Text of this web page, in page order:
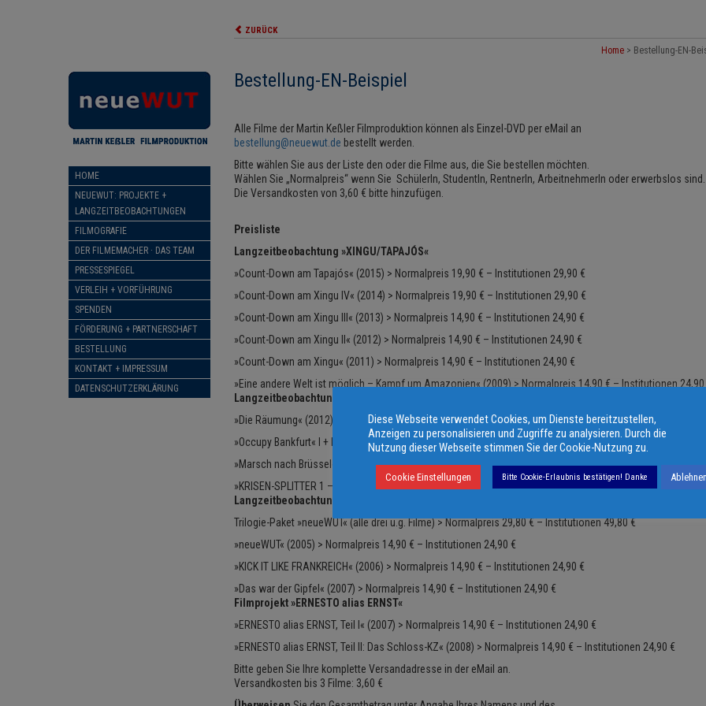
HOME
NEUEWUT: PROJEKTE +
LANGZEITBEOBACHTUNGEN
FILMOGRAFIE
DER FILMEMACHER · DAS TEAM
PRESSESPIEGEL
VERLEIH + VORFÜHRUNG
SPENDEN
FÖRDERUNG + PARTNERSCHAFT
BESTELLUNG
KONTAKT + IMPRESSUM
DATENSCHUTZERKLÄRUNG
ZURÜCK
Home> Bestellung-EN-
Bestellung-EN-Beispiel
Alle Filme der Martin Keßler Filmproduktion können als Einzel-DVD per eMail an
bestellung@neuewut.de bestellt werden.
Bitte wählen Sie aus der Liste den oder die Filme aus, die Sie bestellen möchten.
Wählen Sie „Normalpreis“ wenn Sie SchülerIn, StudentIn, RentnerIn, ArbeitnehmerIn oder erwerbslos sind.
Die Versandkosten von 3,60 € bitte hinzufügen.
Preisliste
Langzeitbeobachtung »XINGU/TAPAJÓS«
»Count-Down am Tapajós« (2015) > Normalpreis 19,90 € – Institutionen 29,90 €
»Count-Down am Xingu IV« (2014) > Normalpreis 19,90 € – Institutionen 29,90 €
»Count-Down am Xingu III« (2013) > Normalpreis 14,90 € – Institutionen 24,90 €
»Count-Down am Xingu II« (2012) > Normalpreis 14,90 € – Institutionen 24,90 €
»Count-Down am Xingu« (2011) > Normalpreis 14,90 € – Institutionen 24,90 €
»Eine andere Welt ist möglich – Kampf um Amazonien« (2009) > Normalpreis 14,90 € – Institutionen 24,90
Langzeitbeobachtung »KRISEN-SPLITTER«
»Die Räumung« (2012) > Normalpreis 14,90 € – Institutionen 24,90 €
»Occupy Bankfurt« I + II (2011) > Normalpreis 14,90 € – Institutionen 24,90 €
»Marsch nach Brüssel« (2011) > Normalpreis 14,90 € – Institutionen 24,90 €
»KRISEN-SPLITTER 1 – 6« (2010) > Normalpreis 14,90 € – Institutionen 24,90 €
Langzeitbeobachtung »neueWUT«
Trilogie-Paket »neueWUT« (alle drei u.g. Filme) > Normalpreis 29,80 € – Institutionen 49,80 €
»neueWUT« (2005) > Normalpreis 14,90 € – Institutionen 24,90 €
»KICK IT LIKE FRANKREICH« (2006) > Normalpreis 14,90 € – Institutionen 24,90 €
»Das war der Gipfel« (2007) > Normalpreis 14,90 € – Institutionen 24,90 €
Filmprojekt »ERNESTO alias ERNST«
»ERNESTO alias ERNST, Teil I« (2007) > Normalpreis 14,90 € – Institutionen 24,90 €
»ERNESTO alias ERNST, Teil II: Das Schloss-KZ« (2008) > Normalpreis 14,90 € – Institutionen 24,90 €
Bitte geben Sie Ihre komplette Versandadresse in der eMail an.
Versandkosten bis 3 Filme: 3,60 €
Diese Webseite verwendet Cookies, um Dienste bereitzustellen,
Anzeigen zu personalisieren und Zugriffe zu analysieren. Durch die
Nutzung dieser Webseite stimmen Sie der Cookie-Nutzung zu.
Cookie Einstellungen Bitte Cookie-Erlaubnis bestätigen! Danke